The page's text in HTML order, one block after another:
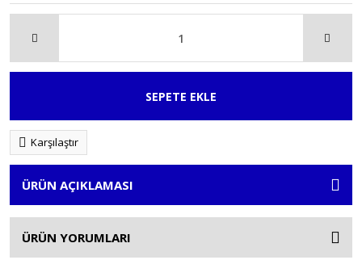
SEPETE EKLE
Karşılaştır
ÜRÜN AÇIKLAMASI
ÜRÜN YORUMLARI